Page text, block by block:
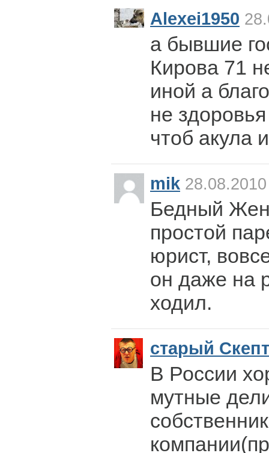
Alexei1950
а бывшие
Кирова 71
иной а
не
чтоб акула
mik
Бедный
простой
юрист,
он даже на
ходил.
старый
В России
мутные
собственник